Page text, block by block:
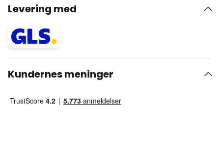
Levering med
Kundernes meninger